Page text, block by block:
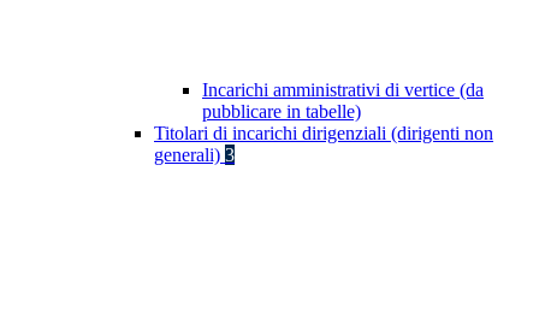
Incarichi amministrativi di vertice (da
pubblicare in tabelle)
Titolari di incarichi dirigenziali (dirigenti non
generali) 3